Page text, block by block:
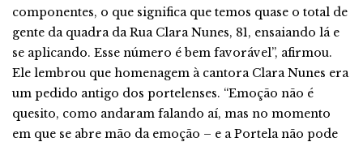
componentes, o que significa que temos quase o total de
gente da quadra da Rua Clara Nunes, 81, ensaiando lá e
se aplicando. Esse número é bem favorável”, afirmou.
Ele lembrou que homenagem à cantora Clara Nunes era
um pedido antigo dos portelenses. “Emoção não é
quesito, como andaram falando aí, mas no momento
em que se abre mão da emoção – e a Portela não pode